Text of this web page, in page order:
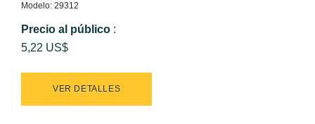
Modelo: 29312
Precio al público :
5,22 US$
VER DETALLES